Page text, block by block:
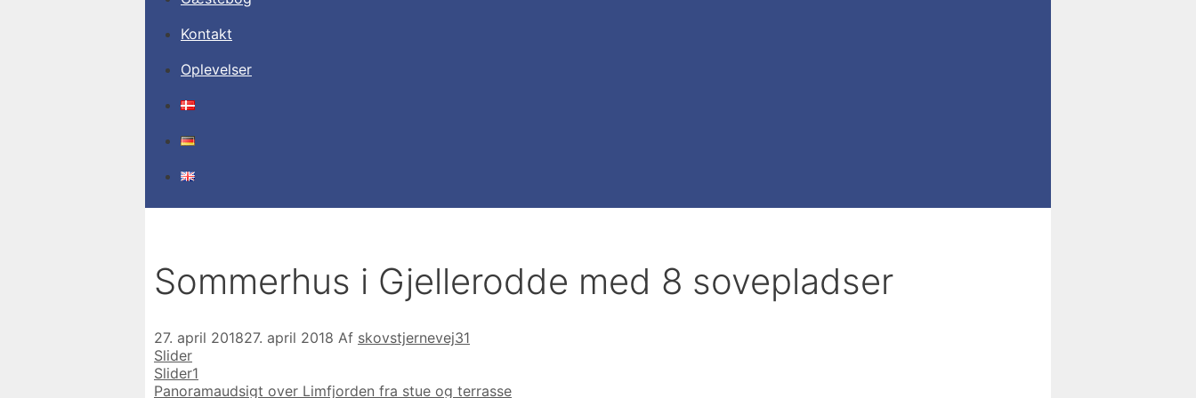
Kontakt
Oplevelser
Sommerhus i Gjellerodde med 8 sovepladser
27. april 201827. april 2018 Af skovstjernevej31
Kategorier
Slider
Slider1
Panoramaudsigt over Limfjorden fra stue og terrasse